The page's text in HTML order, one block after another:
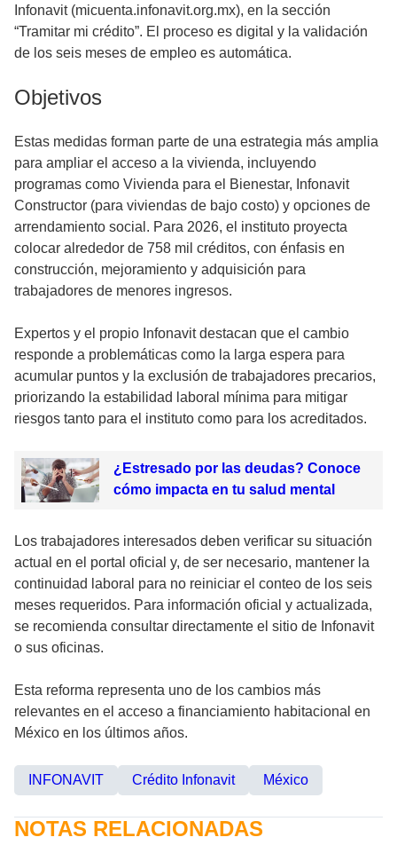
Infonavit (micuenta.infonavit.org.mx), en la sección
“Tramitar mi crédito”. El proceso es digital y la validación
de los seis meses de empleo es automática.
Objetivos
Estas medidas forman parte de una estrategia más amplia
para ampliar el acceso a la vivienda, incluyendo
programas como Vivienda para el Bienestar, Infonavit
Constructor (para viviendas de bajo costo) y opciones de
arrendamiento social. Para 2026, el instituto proyecta
colocar alrededor de 758 mil créditos, con énfasis en
construcción, mejoramiento y adquisición para
trabajadores de menores ingresos.
Expertos y el propio Infonavit destacan que el cambio
responde a problemáticas como la larga espera para
acumular puntos y la exclusión de trabajadores precarios,
priorizando la estabilidad laboral mínima para mitigar
riesgos tanto para el instituto como para los acreditados.
¿Estresado por las deudas? Conoce
cómo impacta en tu salud mental
Los trabajadores interesados deben verificar su situación
actual en el portal oficial y, de ser necesario, mantener la
continuidad laboral para no reiniciar el conteo de los seis
meses requeridos. Para información oficial y actualizada,
se recomienda consultar directamente el sitio de Infonavit
o sus oficinas.
Esta reforma representa uno de los cambios más
relevantes en el acceso a financiamiento habitacional en
México en los últimos años.
INFONAVIT Crédito Infonavit México
NOTAS RELACIONADAS